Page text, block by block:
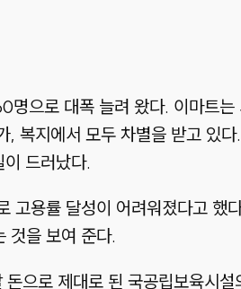
명으로 대폭 늘려 왔다. 이마트는
, 복지에서 모두 차별을 받고 있
드러났다.
고용률 달성이 어려워졌다고 했
것을 보여 준다.
으로 제대로 된 국공립보육시설